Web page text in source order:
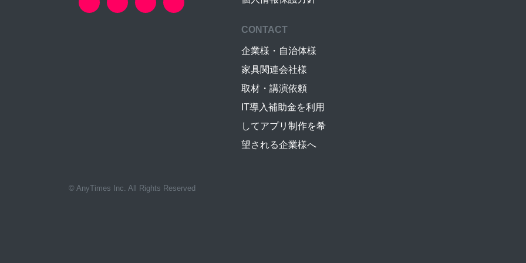
CONTACT
企業様・自治体様
家具関連会社様
取材・講演依頼
IT導入補助金を利用
してアプリ制作を希
望される企業様へ
© AnyTimes Inc. All Rights Reserved